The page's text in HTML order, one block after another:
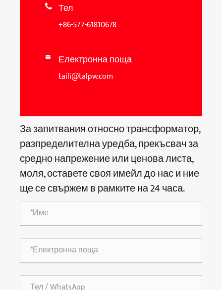
 Тел
+86-577-61810678
 Електронна поща
taili@talpw.com
За запитвания относно трансформатор,
разпределителна уредба, прекъсвач за
средно напрежение или ценова листа,
моля, оставете своя имейл до нас и ние
ще се свържем в рамките на 24 часа.